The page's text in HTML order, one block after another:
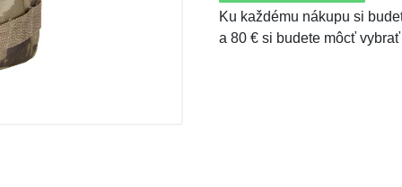
Ku každému nákupu si
a 80 € si budete môcť